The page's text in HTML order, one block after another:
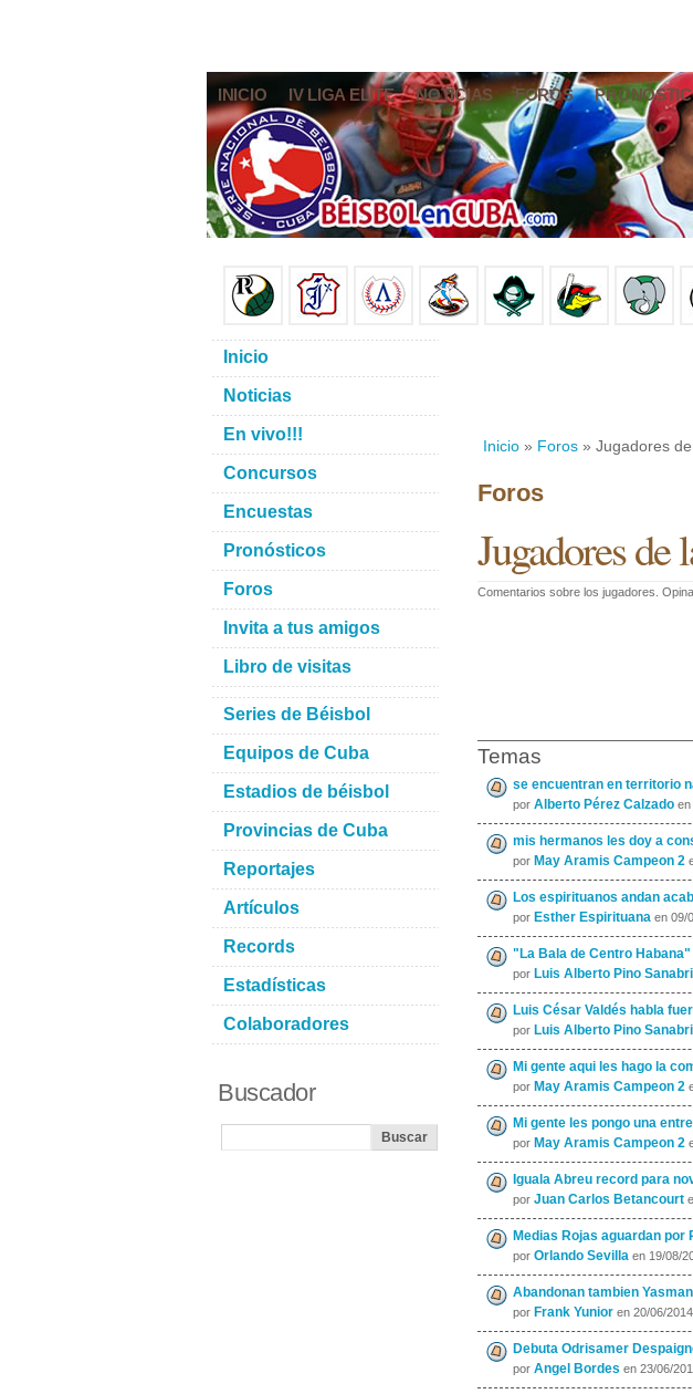
INICIO IV LIGA ELITE NOTICIAS FOROS
Inicio » Foros » Jugadores
Foros
Jugadores de
Comentarios sobre los jugadores.
Temas
se encuentran en territorio
por Alberto Pérez Calzado en
mis hermanos les doy a
por May Aramis Campeon 2
Los espirituanos andan
por Esther Espirituana en 09/
"La Bala de Centro Habana"
por Luis Alberto Pino
Luis César Valdés habla
por Luis Alberto Pino
Mi gente aqui les hago la
por May Aramis Campeon 2
Mi gente les pongo una
por May Aramis Campeon 2
Iguala Abreu record para
por Juan Carlos Betancourt
Medias Rojas aguardan por
por Orlando Sevilla en 19/08/
Abandonan tambien
por Frank Yunior en 20/06/
Debuta Odrisamer
por Angel Bordes en 23/06/
Inicio
Noticias
En vivo!!!
Concursos
Encuestas
Pronósticos
Foros
Invita a tus amigos
Libro de visitas
Series de Béisbol
Equipos de Cuba
Estadios de béisbol
Provincias de Cuba
Reportajes
Artículos
Records
Estadísticas
Colaboradores
Buscador